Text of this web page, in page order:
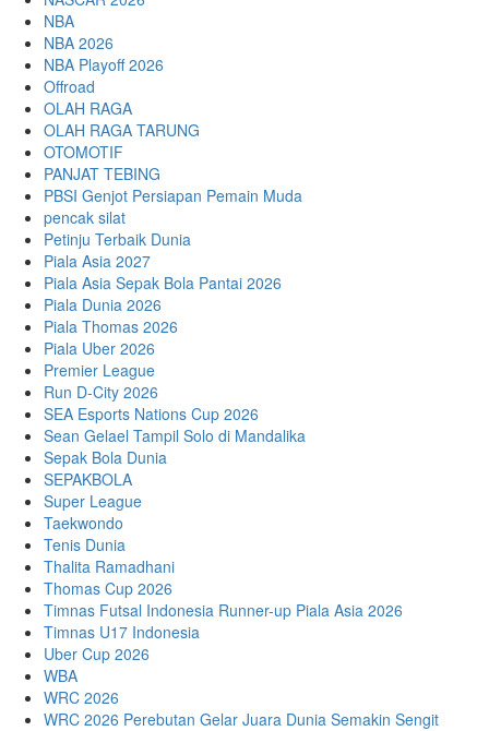
NBA
NBA 2026
NBA Playoff 2026
Offroad
OLAH RAGA
OLAH RAGA TARUNG
OTOMOTIF
PANJAT TEBING
PBSI Genjot Persiapan Pemain Muda
pencak silat
Petinju Terbaik Dunia
Piala Asia 2027
Piala Asia Sepak Bola Pantai 2026
Piala Dunia 2026
Piala Thomas 2026
Piala Uber 2026
Premier League
Run D-City 2026
SEA Esports Nations Cup 2026
Sean Gelael Tampil Solo di Mandalika
Sepak Bola Dunia
SEPAKBOLA
Super League
Taekwondo
Tenis Dunia
Thalita Ramadhani
Thomas Cup 2026
Timnas Futsal Indonesia Runner-up Piala Asia 2026
Timnas U17 Indonesia
Uber Cup 2026
WBA
WRC 2026
WRC 2026 Perebutan Gelar Juara Dunia Semakin Sengit